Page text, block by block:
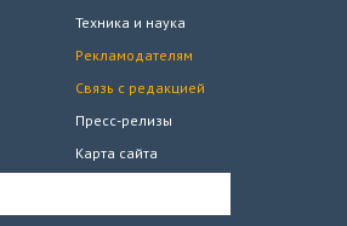
Техника и наука
Рекламодателям
Связь с редакцией
Пресс-релизы
Карта сайта